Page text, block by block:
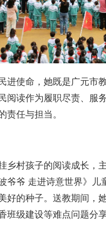
使命，她既是广元
读作为履职尽责、
任与担当。
村孩子的阅读成长
爷 走进诗意世界》
的种子。送教期间
级建设等难点问题分